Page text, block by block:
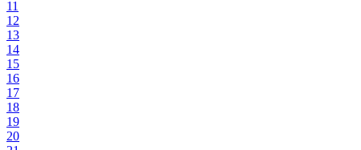
11
12
13
14
15
16
17
18
19
20